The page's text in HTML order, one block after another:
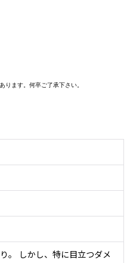
ります。何卒ご了承下さい。
。 しかし、特に目立つダメ